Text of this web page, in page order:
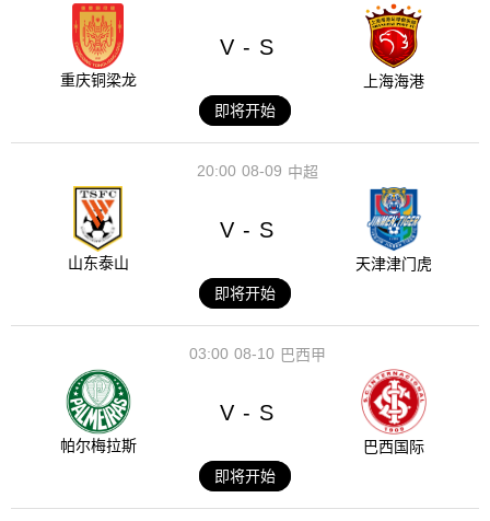
重庆铜梁龙
V - S
上海海港
即将开始
08-09
20:00 中超
山东泰山
V - S
天津津门虎
即将开始
08-10
03:00 巴西甲
帕尔梅拉斯
V - S
巴西国际
即将开始